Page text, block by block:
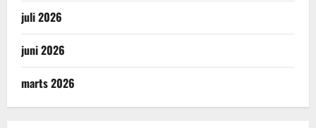
juli 2026
juni 2026
marts 2026